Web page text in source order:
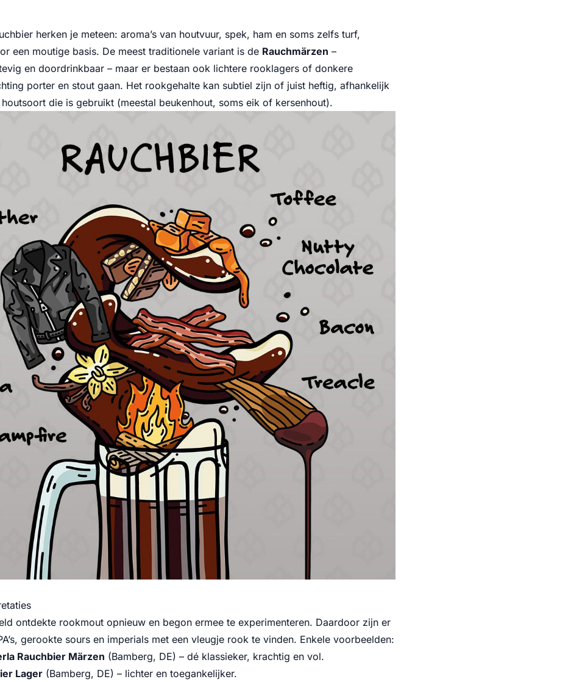
herken je meteen: aroma’s van houtvuur, spek, ham en soms zelfs turf,
een moutige basis. De meest traditionele variant is de Rauchmärzen –
en doordrinkbaar – maar er bestaan ook lichtere rooklagers of donkere
porter en stout gaan. Het rookgehalte kan subtiel zijn of juist heftig, afhankelijk
die is gebruikt (meestal beukenhout, soms eik of kersenhout).
ontdekte rookmout opnieuw en begon ermee te experimenteren. Daardoor zijn er
gerookte sours en imperials met een vleugje rook te vinden. Enkele voorbeelden:
Rauchbier Märzen (Bamberg, DE) – dé klassieker, krachtig en vol.
Lager (Bamberg, DE) – lichter en toegankelijker.